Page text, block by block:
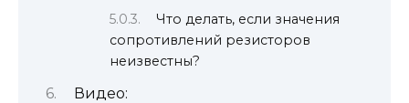
Что делать, если значения
сопротивлений резисторов
неизвестны?
Видео: